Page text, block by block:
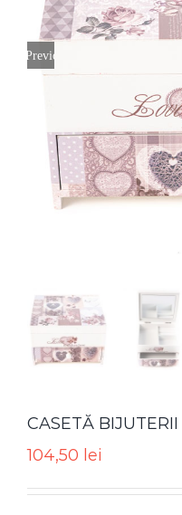
Previous
CASETĂ
104,50 lei